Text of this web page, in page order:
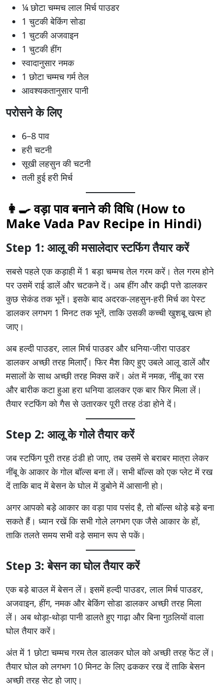
¼ छोटा चम्मच लाल मिर्च पाउडर
1 चुटकी बेकिंग सोडा
1 चुटकी अजवाइन
1 चुटकी हींग
स्वादानुसार नमक
1 छोटा चम्मच गर्म तेल
आवश्यकतानुसार पानी
परोसने के लिए
6–8 पाव
हरी चटनी
सूखी लहसुन की चटनी
तली हुई हरी मिर्च
👩‍🍳 वड़ा पाव बनाने की विधि (How to
Make Vada Pav Recipe in Hindi)
Step 1: आलू की मसालेदार स्टफिंग तैयार करें
सबसे पहले एक कड़ाही में 1 बड़ा चम्मच तेल गरम करें। तेल गरम होने
पर उसमें राई डालें और चटकने दें। अब हींग और कढ़ी पत्ते डालकर
कुछ सेकंड तक भूनें। इसके बाद अदरक-लहसुन-हरी मिर्च का पेस्ट
डालकर लगभग 1 मिनट तक भूनें, ताकि उसकी कच्ची खुशबू खत्म हो
जाए।
अब हल्दी पाउडर, लाल मिर्च पाउडर और धनिया-जीरा पाउडर
डालकर अच्छी तरह मिलाएँ। फिर मैश किए हुए उबले आलू डालें और
मसालों के साथ अच्छी तरह मिक्स करें। अंत में नमक, नींबू का रस
और बारीक कटा हुआ हरा धनिया डालकर एक बार फिर मिला लें।
तैयार स्टफिंग को गैस से उतारकर पूरी तरह ठंडा होने दें।
Step 2: आलू के गोले तैयार करें
जब स्टफिंग पूरी तरह ठंडी हो जाए, तब उसमें से बराबर मात्रा लेकर
नींबू के आकार के गोल बॉल्स बना लें। सभी बॉल्स को एक प्लेट में रख
दें ताकि बाद में बेसन के घोल में डुबोने में आसानी हो।
अगर आपको बड़े आकार का वड़ा पाव पसंद है, तो बॉल्स थोड़े बड़े बना
सकते हैं। ध्यान रखें कि सभी गोले लगभग एक जैसे आकार के हों,
ताकि तलते समय सभी वड़े समान रूप से पकें।
Step 3: बेसन का घोल तैयार करें
एक बड़े बाउल में बेसन लें। इसमें हल्दी पाउडर, लाल मिर्च पाउडर,
अजवाइन, हींग, नमक और बेकिंग सोडा डालकर अच्छी तरह मिला
लें। अब थोड़ा-थोड़ा पानी डालते हुए गाढ़ा और बिना गुठलियों वाला
घोल तैयार करें।
अंत में 1 छोटा चम्मच गरम तेल डालकर घोल को अच्छी तरह फेंट लें।
तैयार घोल को लगभग 10 मिनट के लिए ढककर रख दें ताकि बेसन
अच्छी तरह सेट हो जाए।